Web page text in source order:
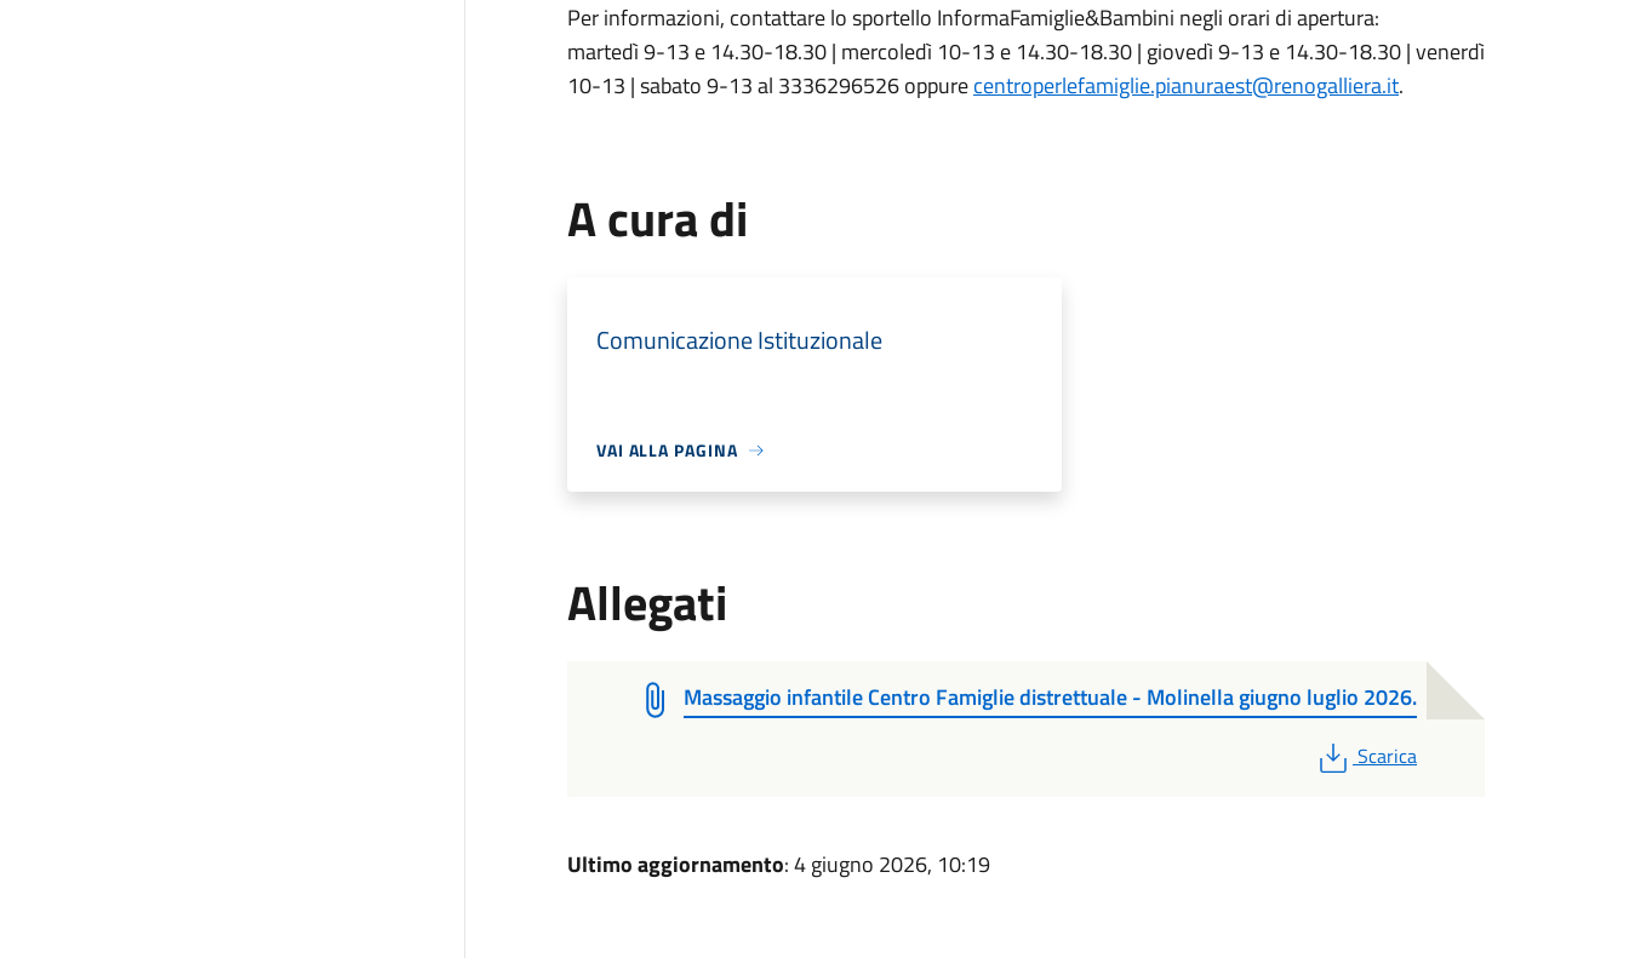
Per informazioni, contattare lo sportello InformaFamiglie&Bambini negli orari di apertura:
martedì 9-13 e 14.30-18.30 | mercoledì 10-13 e 14.30-18.30 | giovedì 9-13 e 14.30-18.30 | venerdì
10-13 | sabato 9-13 al 3336296526 oppurecentroperlefamiglie.pianuraest@renogalliera.it.
A cura di
Comunicazione Istituzionale
VAI ALLA PAGINA
Allegati
Massaggio infantile Centro Famiglie distrettuale - Molinella giugno luglio 2026.
PDF
Scarica
Ultimo aggiornamento: 4 giugno 2026, 10:19